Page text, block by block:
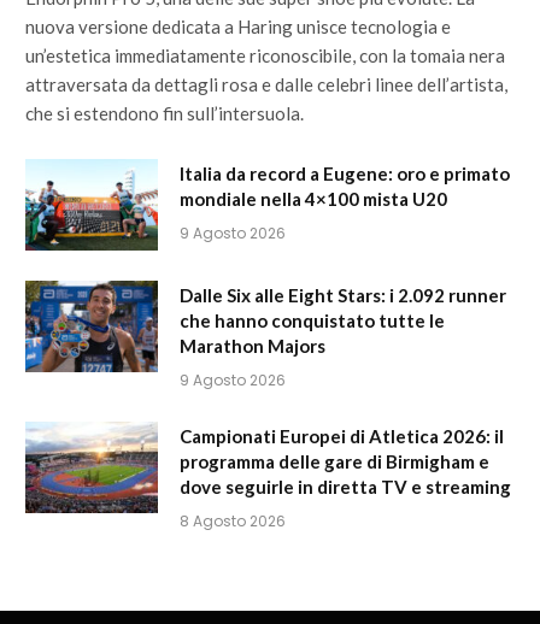
nuova versione dedicata a Haring unisce tecnologia e
un’estetica immediatamente riconoscibile, con la tomaia nera
attraversata da dettagli rosa e dalle celebri linee dell’artista,
che si estendono fin sull’intersuola.
Italia da record a Eugene: oro e primato
mondiale nella 4×100 mista U20
9 Agosto 2026
Dalle Six alle Eight Stars: i 2.092 runner
che hanno conquistato tutte le
Marathon Majors
9 Agosto 2026
Campionati Europei di Atletica 2026: il
programma delle gare di Birmigham e
dove seguirle in diretta TV e streaming
8 Agosto 2026